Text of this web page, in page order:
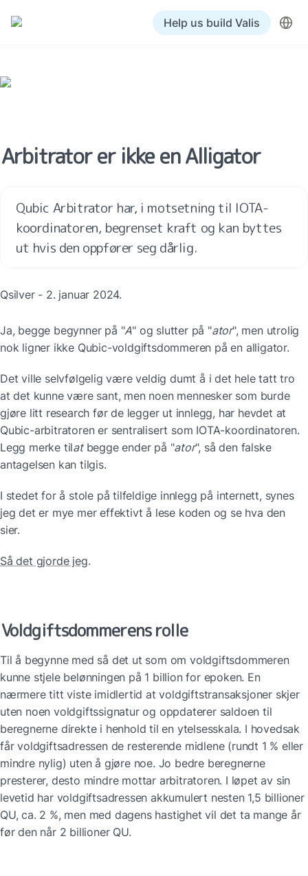
Help us build Valis
Arbitrator er ikke en Alligator
Qubic Arbitrator har, i motsetning til IOTA-
koordinatoren, begrenset kraft og kan byttes
ut hvis den oppfører seg dårlig.
Qsilver - 2. januar 2024.
Ja, begge begynner på "A" og slutter på "ator", men utrolig
nok ligner ikke Qubic-voldgiftsdommeren på en alligator.
Det ville selvfølgelig være veldig dumt å i det hele tatt tro
at det kunne være sant, men noen mennesker som burde
gjøre litt research før de legger ut innlegg, har hevdet at
Qubic-arbitratoren er sentralisert som IOTA-koordinatoren.
Legg merke tilat begge ender på "ator", så den falske
antagelsen kan tilgis.
I stedet for å stole på tilfeldige innlegg på internett, synes
jeg det er mye mer effektivt å lese koden og se hva den
sier.
Så det gjorde jeg.
Voldgiftsdommerens rolle
Til å begynne med så det ut som om voldgiftsdommeren
kunne stjele belønningen på 1 billion for epoken. En
nærmere titt viste imidlertid at voldgiftstransaksjoner skjer
uten noen voldgiftssignatur og oppdaterer saldoen til
beregnerne direkte i henhold til en ytelsesskala. I hovedsak
får voldgiftsadressen de resterende midlene (rundt 1 % eller
mindre nylig) uten å gjøre noe. Jo bedre beregnerne
presterer, desto mindre mottar arbitratoren. I løpet av sin
levetid har voldgiftsadressen akkumulert nesten 1,5 billioner
QU, ca. 2 %, men med dagens hastighet vil det ta mange år
før den når 2 billioner QU.